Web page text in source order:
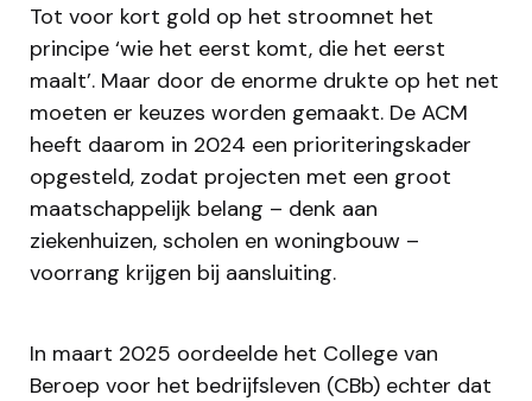
Tot voor kort gold op het stroomnet het
principe ‘wie het eerst komt, die het eerst
maalt’. Maar door de enorme drukte op het net
moeten er keuzes worden gemaakt. De ACM
heeft daarom in 2024 een prioriteringskader
opgesteld, zodat projecten met een groot
maatschappelijk belang – denk aan
ziekenhuizen, scholen en woningbouw –
voorrang krijgen bij aansluiting.
In maart 2025 oordeelde het College van
Beroep voor het bedrijfsleven (CBb) echter dat